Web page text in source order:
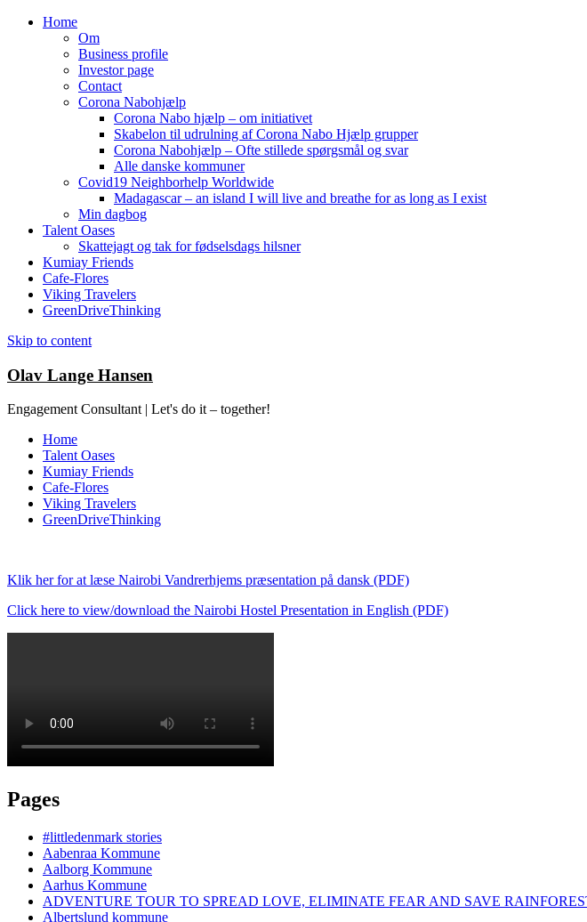
Home
Om
Business profile
Investor page
Contact
Corona Nabohjælp
Corona Nabo hjælp – om initiativet
Skabelon til udrulning af Corona Nabo Hjælp grupper
Corona Nabohjælp – Ofte stillede spørgsmål og svar
Alle danske kommuner
Covid19 Neighborhelp Worldwide
Madagascar – an island I will live and breathe for as long as I exist
Min dagbog
Talent Oases
Skattejagt og tak for fødselsdags hilsner
Kumiay Friends
Cafe-Flores
Viking Travelers
GreenDriveThinking
Skip to content
Olav Lange Hansen
Engagement Consultant | Let's do it – together!
Home
Talent Oases
Kumiay Friends
Cafe-Flores
Viking Travelers
GreenDriveThinking
Klik her for at læse Nairobi Vandrerhjems præsentation på dansk (PDF)
Click here to view/download the Nairobi Hostel Presentation in English (PDF)
Pages
#littledenmark stories
Aabenraa Kommune
Aalborg Kommune
Aarhus Kommune
ADVENTURE TOUR TO SPREAD LOVE, ELIMINATE FEAR AND SAVE
Albertslund kommune